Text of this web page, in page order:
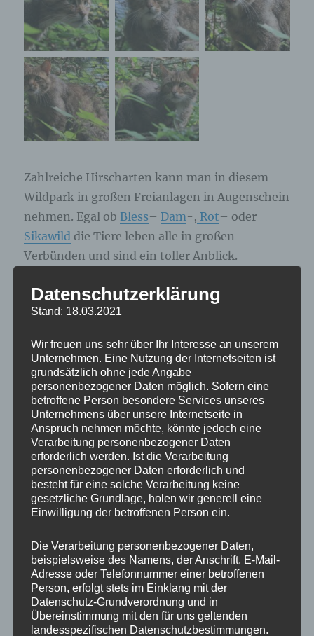
Zahlreiche Hirscharten kann man in diesem
Wildpark in großen Freianlagen in Augenschein
nehmen. Egal ob Bless– Dam-, Rot– oder
Sikawild die Tiere leben alle in großen
Verbünden und sind ein toller Anblick.
Datenschutzerklärung
Stand: 18.03.2021
Wir freuen uns sehr über Ihr Interesse an unserem
Unternehmen. Eine Nutzung der Internetseiten ist
grundsätzlich ohne jede Angabe
personenbezogener Daten möglich. Sofern eine
betroffene Person besondere Services unseres
Unternehmens über unsere Internetseite in
Anspruch nehmen möchte, könnte jedoch eine
Verarbeitung personenbezogener Daten
erforderlich werden. Ist die Verarbeitung
personenbezogener Daten erforderlich und
besteht für eine solche Verarbeitung keine
gesetzliche Grundlage, holen wir generell eine
Einwilligung der betroffenen Person ein.
Die Verarbeitung personenbezogener Daten,
beispielsweise des Namens, der Anschrift, E-Mail-
Adresse oder Telefonnummer einer betroffenen
Person, erfolgt stets im Einklang mit der
Datenschutz-Grundverordnung und in
Übereinstimmung mit den für uns geltenden
landesspezifischen Datenschutzbestimmungen.